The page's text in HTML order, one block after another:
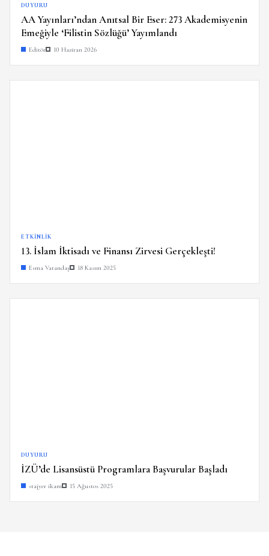
DUYURU
AA Yayınları’ndan Anıtsal Bir Eser: 273 Akademisyenin
Emeğiyle ‘Filistin Sözlüğü’ Yayımlandı
Editör 10 Haziran 2026
ETKINLIK
13. İslam İktisadı ve Finansı Zirvesi Gerçekleşti!
Esma Vatandaş 18 Kasım 2025
DUYURU
İZÜ’de Lisansüstü Programlara Başvurular Başladı
stajyer ikam 15 Ağustos 2025